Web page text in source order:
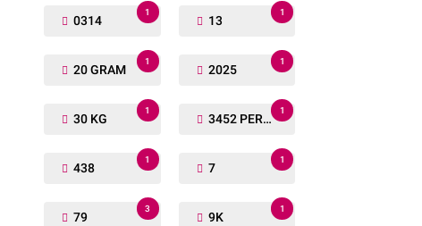
0314
1
13
1
20 GRAM
1
2025
1
30 KG
1
3452 PERSONIL
1
438
1
7
1
79
3
9K
1